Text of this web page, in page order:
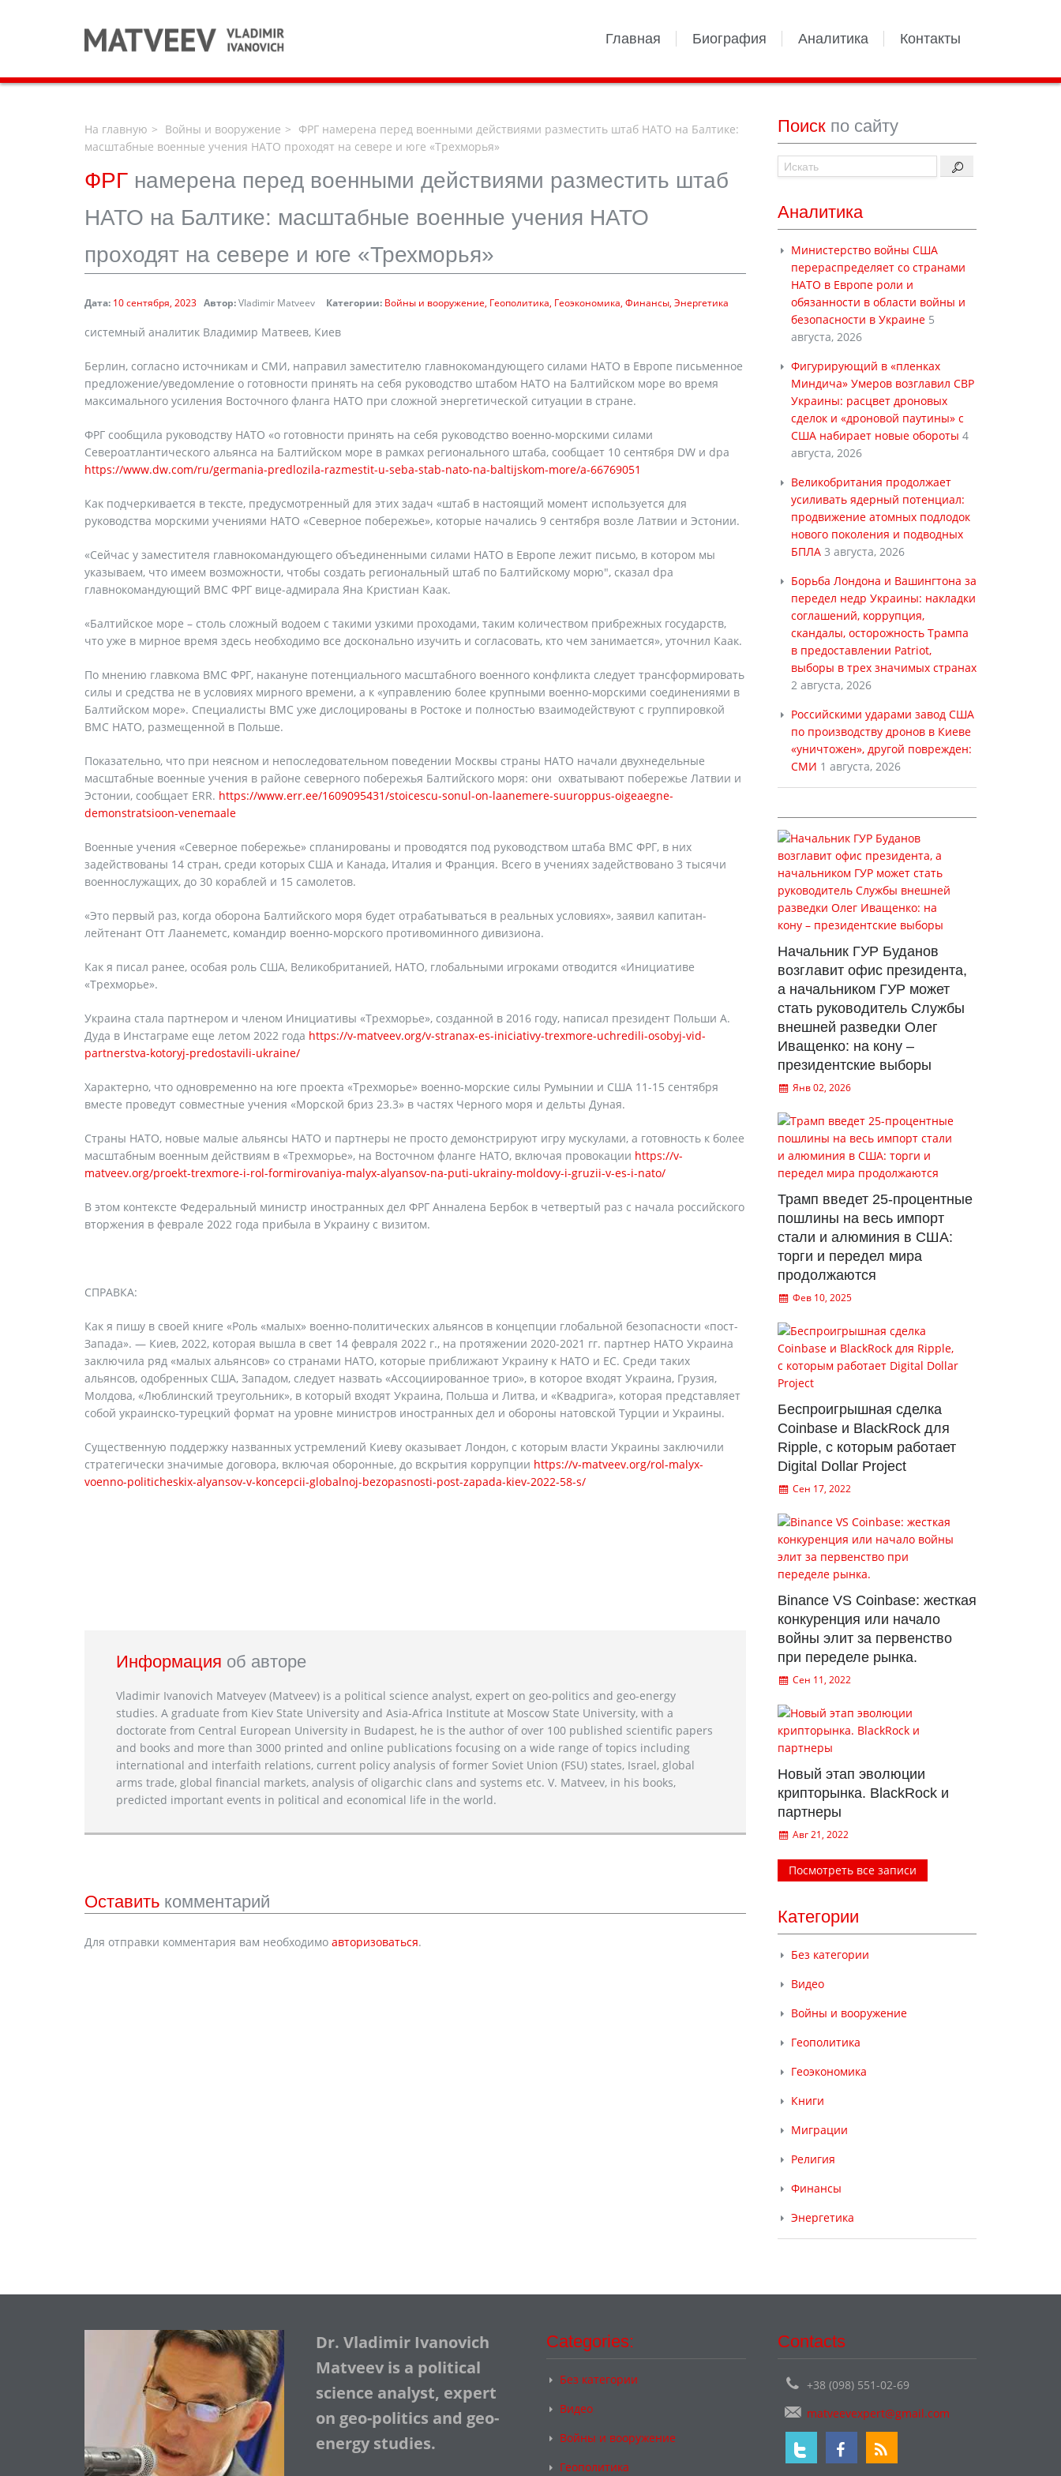
Главная Биография Аналитика Контакты
На главную Войны и вооружение
ФРГ намерена перед военными действиями разместить штаб НАТО на Балтике:
масштабные военные учения НАТО проходят на севере и юге «Трехморья»
ФРГ намерена перед военными действиями разместить штаб
НАТО на Балтике: масштабные военные учения НАТО
проходят на севере и юге «Трехморья»
Дата: 10 сентября, 2023 Автор:Vladimir Matveev Категории: Войны и вооружение Геополитика Геоэкономика Финансы Энергетика
cистемный аналитик Владимир Матвеев, Киев
Берлин, согласно источникам и СМИ, направил заместителю главнокомандующего силами НАТО в Европе письменное
предложение/уведомление о готовности принять на себя руководство штабом НАТО на Балтийском море во время
максимального усиления Восточного фланга НАТО при сложной энергетической ситуации в стране.
ФРГ сообщила руководству НАТО «о готовности принять на себя руководство военно-морскими силами
Североатлантического альянса на Балтийском море в рамках регионального штаба, сообщает 10 сентября DW и dpa
https://www.dw.com/ru/germania-predlozila-razmestit-u-seba-stab-nato-na-baltijskom-more/a-66769051
Как подчеркивается в тексте, предусмотренный для этих задач «штаб в настоящий момент используется для
руководства морскими учениями НАТО «Северное побережье», которые начались 9 сентября возле Латвии и Эстонии.
«Сейчас у заместителя главнокомандующего объединенными силами НАТО в Европе лежит письмо, в котором мы
указываем, что имеем возможности, чтобы создать региональный штаб по Балтийскому морю", сказал dpa
главнокомандующий ВМС ФРГ вице-адмирала Яна Кристиан Каак.
«Балтийское море – столь сложный водоем с такими узкими проходами, таким количеством прибрежных государств,
что уже в мирное время здесь необходимо все досконально изучить и согласовать, кто чем занимается», уточнил Каак.
По мнению главкома ВМС ФРГ, накануне потенциального масштабного военного конфликта следует трансформировать
силы и средства не в условиях мирного времени, а к «управлению более крупными военно-морскими соединениями в
Балтийском море». Специалисты ВМС уже дислоцированы в Ростоке и полностью взаимодействуют с группировкой
ВМС НАТО, размещенной в Польше.
Показательно, что при неясном и непоследовательном поведении Москвы страны НАТО начали двухнедельные
масштабные военные учения в районе северного побережья Балтийского моря: они охватывают побережье Латвии и
Эстонии, сообщает ERR. https://www.err.ee/1609095431/stoicescu-sonul-on-laanemere-suuroppus-oigeaegne-
demonstratsioon-venemaale
Военные учения «Северное побережье» спланированы и проводятся под руководством штаба ВМС ФРГ, в них
задействованы 14 стран, среди которых США и Канада, Италия и Франция. Всего в учениях задействовано 3 тысячи
военнослужащих, до 30 кораблей и 15 самолетов.
«Это первый раз, когда оборона Балтийского моря будет отрабатываться в реальных условиях», заявил капитан-
лейтенант Отт Лаанеметс, командир военно-морского противоминного дивизиона.
Как я писал ранее, особая роль США, Великобританией, НАТО, глобальными игроками отводится «Инициативе
«Трехморье».
Украина стала партнером и членом Инициативы «Трехморье», созданной в 2016 году, написал президент Польши А.
Дуда в Инстаграме еще летом 2022 года https://v-matveev.org/v-stranax-es-iniciativy-trexmore-uchredili-osobyj-vid-
partnerstva-kotoryj-predostavili-ukraine/
Характерно, что одновременно на юге проекта «Трехморье» военно-морские силы Румынии и США 11-15 сентября
вместе проведут совместные учения «Морской бриз 23.3» в частях Черного моря и дельты Дуная.
Страны НАТО, новые малые альянсы НАТО и партнеры не просто демонстрируют игру мускулами, а готовность к более
масштабным военным действиям в «Трехморье», на Восточном фланге НАТО, включая провокации https://v-
matveev.org/proekt-trexmore-i-rol-formirovaniya-malyx-alyansov-na-puti-ukrainy-moldovy-i-gruzii-v-es-i-nato/
В этом контексте Федеральный министр иностранных дел ФРГ Анналена Бербок в четвертый раз с начала российского
вторжения в феврале 2022 года прибыла в Украину с визитом.
СПРАВКА:
Как я пишу в своей книге «Роль «малых» военно-политических альянсов в концепции глобальной безопасности «пост-
Запада». — Киев, 2022, которая вышла в свет 14 февраля 2022 г., на протяжении 2020-2021 гг. партнер НАТО Украина
заключила ряд «малых альянсов» со странами НАТО, которые приближают Украину к НАТО и ЕС. Среди таких
альянсов, одобренных США, Западом, следует назвать «Ассоциированное трио», в которое входят Украина, Грузия,
Молдова, «Люблинский треугольник», в который входят Украина, Польша и Литва, и «Квадрига», которая представляет
собой украинско-турецкий формат на уровне министров иностранных дел и обороны натовской Турции и Украины.
Существенную поддержку названных устремлений Киеву оказывает Лондон, с которым власти Украины заключили
стратегически значимые договора, включая оборонные, до вскрытия коррупции https://v-matveev.org/rol-malyx-
voenno-politicheskix-alyansov-v-koncepcii-globalnoj-bezopasnosti-post-zapada-kiev-2022-58-s/
Информация об авторе
Vladimir Ivanovich Matveyev (Matveev) is a political science analyst, expert on geo-politics and geo-energy
studies. A graduate from Kiev State University and Asia-Africa Institute at Moscow State University, with a
doctorate from Central European University in Budapest, he is the author of over 100 published scientific papers
and books and more than 3000 printed and online publications focusing on a wide range of topics including
international and interfaith relations, current policy analysis of former Soviet Union (FSU) states, Israel, global
arms trade, global financial markets, analysis of oligarchic clans and systems etc. V. Matveev, in his books,
predicted important events in political and economical life in the world.
Оставить комментарий
Для отправки комментария вам необходимо авторизоваться.
Поиск по сайту
Аналитика
Министерство войны США
перераспределяет со странами
НАТО в Европе роли и
обязанности в области войны и
безопасности в Украине 5
августа, 2026
Фигурирующий в «пленках
Миндича» Умеров возглавил СВР
Украины: расцвет дроновых
сделок и «дроновой паутины» с
США набирает новые обороты 4
августа, 2026
Великобритания продолжает
усиливать ядерный потенциал:
продвижение атомных подлодок
нового поколения и подводных
БПЛА 3 августа, 2026
Борьба Лондона и Вашингтона за
передел недр Украины: накладки
соглашений, коррупция,
скандалы, осторожность Трампа
в предоставлении Patriot,
выборы в трех значимых странах
2 августа, 2026
Российскими ударами завод США
по производству дронов в Киеве
«уничтожен», другой поврежден:
СМИ 1 августа, 2026
Начальник ГУР Буданов
возглавит офис президента,
а начальником ГУР может
стать руководитель Службы
внешней разведки Олег
Иващенко: на кону –
президентские выборы
Янв 02, 2026
Трамп введет 25-процентные
пошлины на весь импорт
стали и алюминия в США:
торги и передел мира
продолжаются
Фев 10, 2025
Беспроигрышная сделка
Coinbase и BlackRock для
Ripple, с которым работает
Digital Dollar Project
Сен 17, 2022
Binance VS Coinbase: жесткая
конкуренция или начало
войны элит за первенство
при переделе рынка.
Сен 11, 2022
Новый этап эволюции
крипторынка. BlackRock и
партнеры
Авг 21, 2022
Посмотреть все записи
Категории
Без категории
Видео
Войны и вооружение
Геополитика
Геоэкономика
Книги
Миграции
Религия
Финансы
Энергетика
Dr. Vladimir Ivanovich
Matveev is a political
science analyst, expert
on geo-politics and geo-
energy studies.
Categories:
Без категории
Видео
Войны и вооружение
Геополитика
Contacts
+38 (098) 551-02-69
matveevexpert@gmail.com